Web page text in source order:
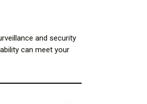
and security
can meet your